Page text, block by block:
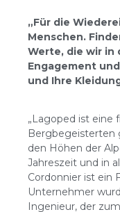
„Für die
Menschen.
Werte, die wir in
Engagement
und Ihre
„Lagoped ist eine
Bergbegeisterten
den Höhen der
Jahreszeit und in
Cordonnier ist ein
Unternehmer
Ingenieur, der